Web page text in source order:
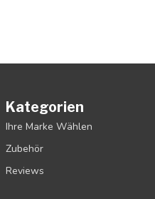
Kategorien
Ihre Marke Wählen
Zubehör
Reviews